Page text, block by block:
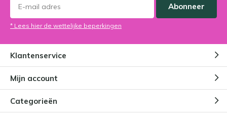
Abonneer
* Lees hier de wettelijke beperkingen
Klantenservice
Mijn account
Categorieën